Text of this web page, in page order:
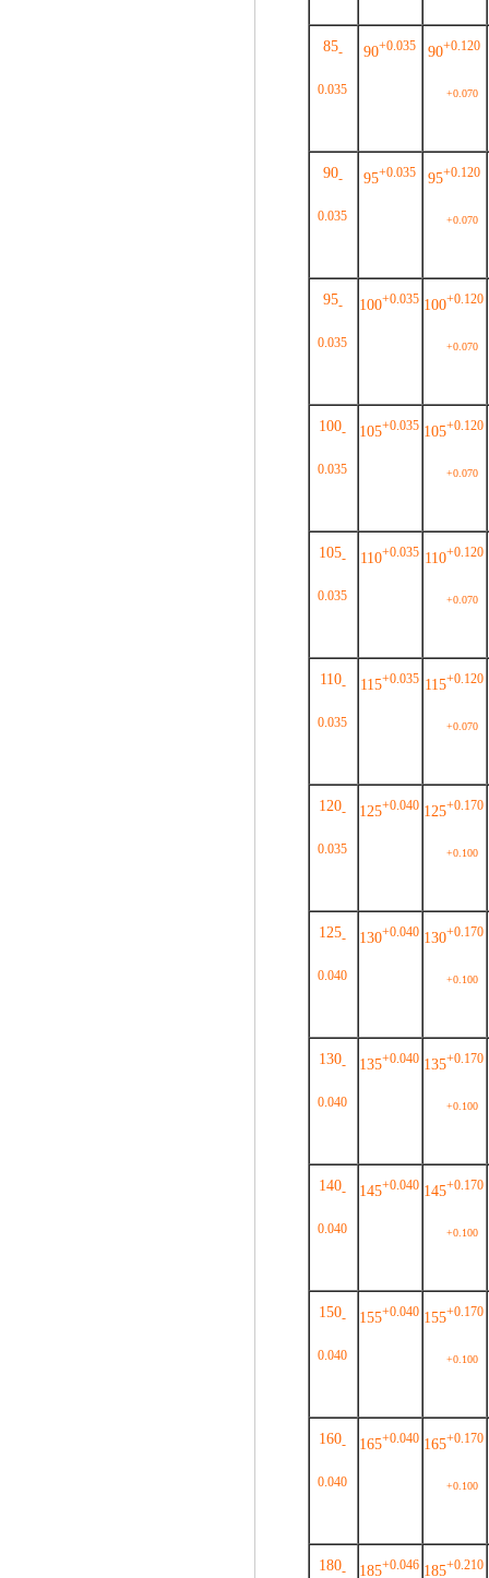
85-
0.035
90+0.035 90+0.120
+0.070
90-
0.035
95+0.035 95+0.120
+0.070
95-
0.035
100+0.035 100+0.120
+0.070
100-
0.035
105+0.035 105+0.120
+0.070
105-
0.035
110+0.035 110+0.120
+0.070
110-
0.035
115+0.035 115+0.120
+0.070
120-
0.035
125+0.040 125+0.170
+0.100
125-
0.040
130+0.040 130+0.170
+0.100
130-
0.040
135+0.040 135+0.170
+0.100
140-
0.040
145+0.040 145+0.170
+0.100
150-
0.040
155+0.040 155+0.170
+0.100
160-
0.040
165+0.040 165+0.170
+0.100
180- 185+0.046 185+0.210